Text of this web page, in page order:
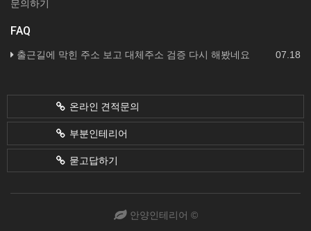
문의하기
FAQ
07.18
출근길에 막힌 주소 보고 대체주소 검증 다시 해봤네요
온라인 견적문의
부분인테리어
묻고답하기
안양인테리어 ©